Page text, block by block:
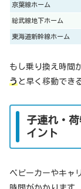
京葉線ホーム
総武線地下ホーム
東海道新幹線ホーム
もし乗り換え時間
うと早く移動でき
子連れ・
イント
ベビーカーやキャ